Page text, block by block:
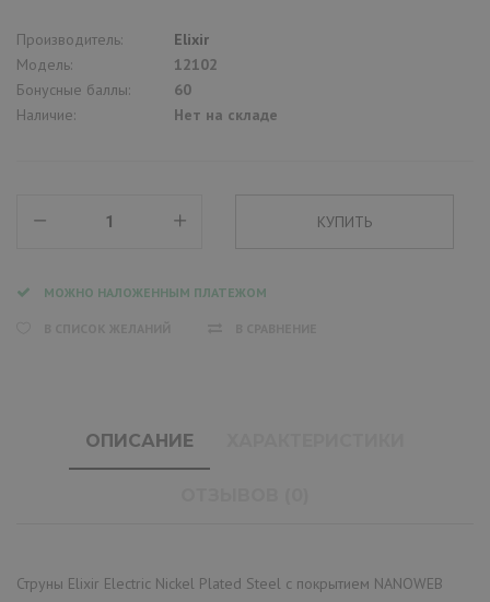
Производитель:
Elixir
Модель:
12102
Бонусные баллы:
60
Наличие:
Нет на складе
МОЖНО НАЛОЖЕННЫМ ПЛАТЕЖОМ
ОПИСАНИЕ
Струны Elixir Electric Nickel Plated Steel с покрытием NANOWEB